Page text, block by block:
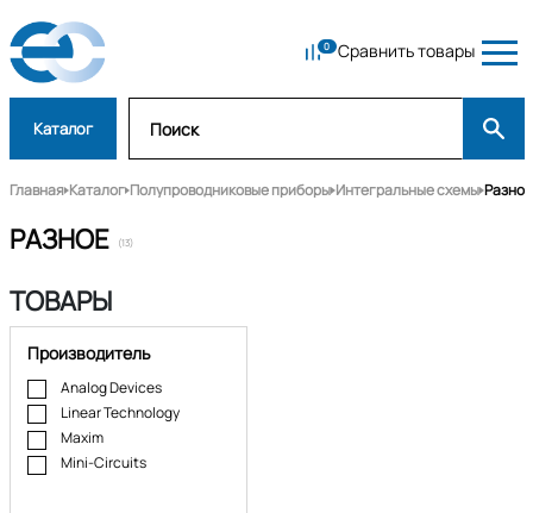
Сравнить товары
Каталог
Главная Каталог Полупроводниковые приборы Интегральные схемы Разное
РАЗНОЕ (13)
ТОВАРЫ
Производитель
Analog Devices
Linear Technology
Maxim
Mini-Circuits